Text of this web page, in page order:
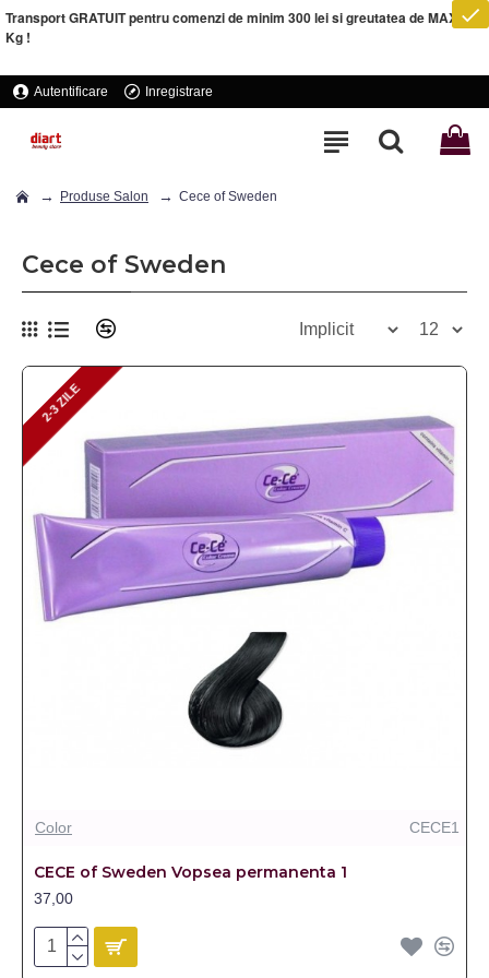
Transport GRATUIT pentru comenzi de minim 300 lei si greutatea de MAXIM 5
Kg !
Autentificare Inregistrare
Produse Salon Cece of Sweden
Cece of Sweden
2-3 ZILE
2-3 ZILE
Color CECE1
CECE of Sweden Vopsea permanenta 1
37,00